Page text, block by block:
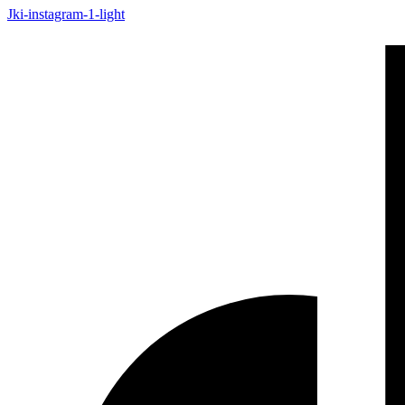
Jki-instagram-1-light